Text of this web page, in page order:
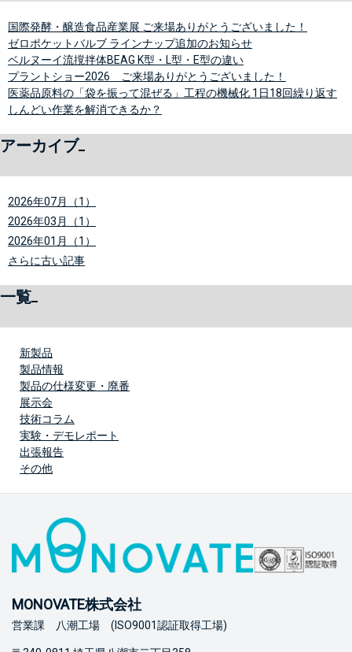
国際発酵・醸造食品産業展 ご来場ありがとうございました！
ゼロポケットバルブ ラインナップ追加のお知らせ
ベルヌーイ流撹拌体BEAG K型・L型・E型の違い
プラントショー2026 ご来場ありがとうございました！
医薬品原料の「袋を振って混ぜる」工程の機械化 1日18回繰り返す
しんどい作業を解消できるか？
アーカイブ
2026年07月（1）
2026年03月（1）
2026年01月（1）
さらに古い記事
一覧
新製品
製品情報
製品の仕様変更・廃番
展示会
技術コラム
実験・デモレポート
出張報告
その他
MONOVATE株式会社
営業課 八潮工場 (ISO9001認証取得工場)